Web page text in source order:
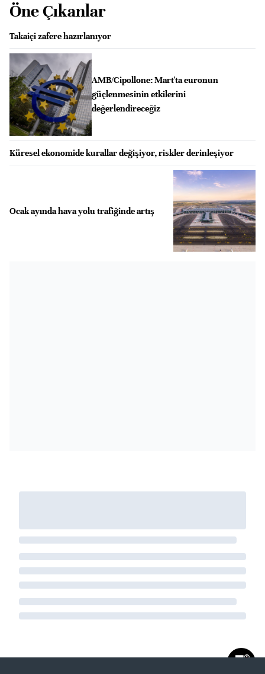
Öne Çıkanlar
Takaiçi zafere hazırlanıyor
AMB/Cipollone: Mart'ta euronun
güçlenmesinin etkilerini
değerlendireceğiz
Küresel ekonomide kurallar değişiyor, riskler derinleşiyor
Ocak ayında hava yolu trafiğinde artış